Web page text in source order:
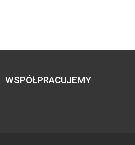
WSPÓŁPRACUJEMY